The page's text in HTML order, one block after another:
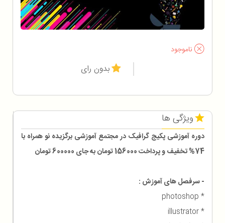
ناموجود
بدون رای
ویژگی ها
دوره آموزشی پکیج گرافیک در مجتمع آموزشی برگزیده نو همراه با
74% تخفیف و پرداخت 156000 تومان به جای 600000 تومان
- سرفصل های آموزش :
* photoshop
* illustrator